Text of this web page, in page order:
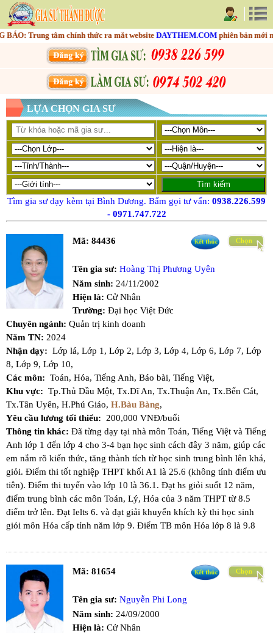
Trung tâm chính thức ra mắt websiteDAYTHEM.COMphiên bản mới
LỰA CHỌN GIA SƯ
Tìm gia sư dạy kèm tại Bình Dương. Bấm gọi tư vấn: 0938.226.599
- 0971.747.722
Mã: 84436
Tên gia sư: Hoàng Thị Phương Uyên
Năm sinh: 24/11/2002
Hiện là: Cử Nhân
Trường: Đại học Việt Đức
Chuyên ngành: Quản trị kinh doanh
Năm TN: 2024
Nhận dạy: Lớp lá, Lớp 1, Lớp 2, Lớp 3, Lớp 4, Lớp 6, Lớp 7, Lớp
8, Lớp 9, Lớp 10,
Các môn: Toán, Hóa, Tiếng Anh, Báo bài, Tiếng Việt,
Khu vực: Tp.Thủ Dầu Một, Tx.Dĩ An, Tx.Thuận An, Tx.Bến Cát,
Tx.Tân Uyên, H.Phú Giáo, H.Bàu Bàng,
Yêu cầu lương tối thiểu:
200,000 VNĐ/buổi
Thông tin khác: Đã từng dạy tại nhà môn Toán, Tiếng Việt và Tiếng
Anh lớp 1 đến lớp 4 cho 3-4 bạn học sinh cách đây 3 năm, giúp các
em nắm rõ kiến thức, tăng thành tích từ học sinh trung bình lên khá,
giỏi. Điểm thi tốt nghiệp THPT khối A1 là 25.6 (không tính điểm ưu
tiên). Điểm thi tuyển vào lớp 10 là 36.1. Đạt hs giỏi suốt 12 năm,
điểm trung bình các môn Toán, Lý, Hóa của 3 năm THPT từ 8.5
điểm trở lên. Đạt Ielts 6. và đạt giải khuyến khích kỳ thi học sinh
giỏi môn Hóa cấp tỉnh năm lớp 9. Điểm TB môn Hóa lớp 8 là 9.8
Mã: 81654
Tên gia sư: Nguyễn Phi Long
Năm sinh: 24/09/2000
Hiện là: Cử Nhân